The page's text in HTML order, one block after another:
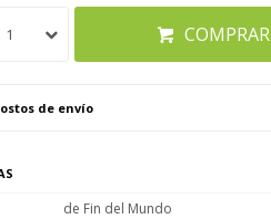
1 COMPRAR
de envío
de Fin del Mundo